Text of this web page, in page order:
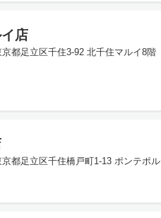
店
都足立区千住3-92 北千住マルイ8階
都足立区千住橋戸町1-13 ポンテポル